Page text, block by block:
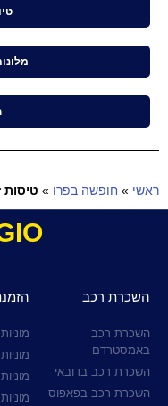
ראשי » חופשה בפרו » טיסות
השכרת רכב
השכרת רכב
באמסטרדם
השכרת רכב בדובאי
השכרת רכב בפאפוס